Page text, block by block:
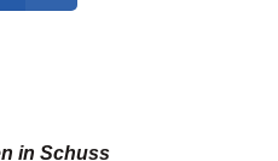
in Schuss